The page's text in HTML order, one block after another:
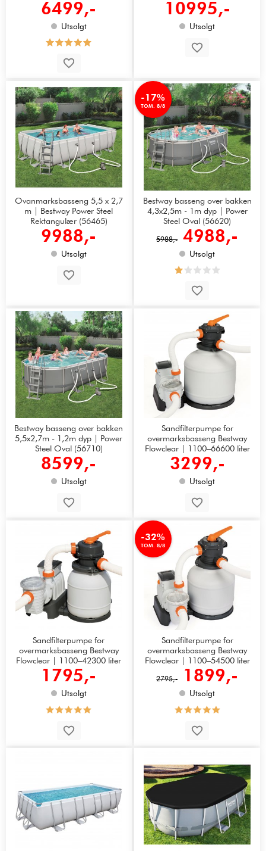
6499,-
Utsolgt
10995,-
Utsolgt
Ovanmarksbasseng 5,5 x 2,7
m | Bestway Power Steel
Rektangulær (56465)
9988,-
Utsolgt
-17%
TOM. 8/8
Bestway basseng over bakken
4,3x2,5m - 1m dyp | Power
Steel Oval (56620)
5988,- 4988,-
Utsolgt
Bestway basseng over bakken
5,5x2,7m - 1,2m dyp | Power
Steel Oval (56710)
8599,-
Utsolgt
Sandfilterpumpe for
overmarksbasseng Bestway
Flowclear | 1100–66600 liter
3299,-
Utsolgt
Sandfilterpumpe for
overmarksbasseng Bestway
Flowclear | 1100–42300 liter
1795,-
Utsolgt
-32%
TOM. 8/8
Sandfilterpumpe for
overmarksbasseng Bestway
Flowclear | 1100–54500 liter
2795,- 1899,-
Utsolgt